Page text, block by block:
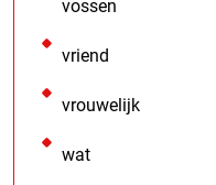
vossen
vriend
vrouwelijk
wat